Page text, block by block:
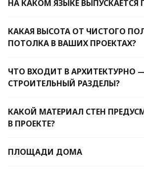
НА КАКОМ ЯЗЫКЕ ВЫПУСКАЕТСЯ
КАКАЯ ВЫСОТА ОТ ЧИСТОГО
ПОТОЛКА В ВАШИХ ПРОЕКТАХ?
ЧТО ВХОДИТ В АРХИТЕКТУРНО
СТРОИТЕЛЬНЫЙ РАЗДЕЛЫ?
КАКОЙ МАТЕРИАЛ СТЕН
В ПРОЕКТЕ?
ПЛОЩАДИ ДОМА